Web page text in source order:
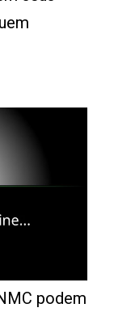
podem